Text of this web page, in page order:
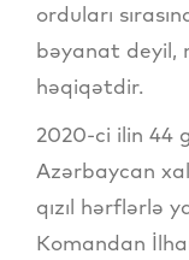
orduları
bəyanat deyil,
həqiqətdir.
2020-ci ilin 44
Azərbaycan
qızıl hərflərlə
Komandan